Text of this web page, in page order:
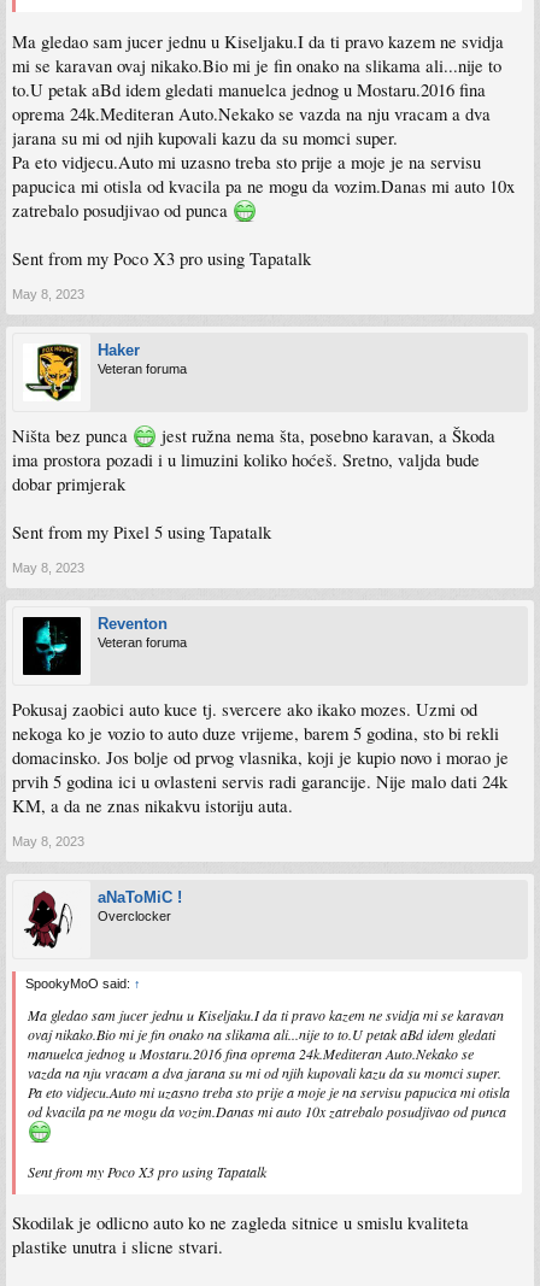
Ma gledao sam jucer jednu u Kiseljaku.I da ti pravo kazem ne svidja
mi se karavan ovaj nikako.Bio mi je fin onako na slikama ali...nije to
to.U petak aBd idem gledati manuelca jednog u Mostaru.2016 fina
oprema 24k.Mediteran Auto.Nekako se vazda na nju vracam a dva
jarana su mi od njih kupovali kazu da su momci super.
Pa eto vidjecu.Auto mi uzasno treba sto prije a moje je na servisu
papucica mi otisla od kvacila pa ne mogu da vozim.Danas mi auto 10x
zatrebalo posudjivao od punca
Sent from my Poco X3 pro using Tapatalk
May 8, 2023
Haker
Veteran foruma
Ništa bez punca
jest ružna nema šta, posebno karavan, a Škoda
ima prostora pozadi i u limuzini koliko hoćeš. Sretno, valjda bude
dobar primjerak
Sent from my Pixel 5 using Tapatalk
May 8, 2023
Reventon
Veteran foruma
Pokusaj zaobici auto kuce tj. svercere ako ikako mozes. Uzmi od
nekoga ko je vozio to auto duze vrijeme, barem 5 godina, sto bi rekli
domacinsko. Jos bolje od prvog vlasnika, koji je kupio novo i morao je
prvih 5 godina ici u ovlasteni servis radi garancije. Nije malo dati 24k
KM, a da ne znas nikakvu istoriju auta.
May 8, 2023
aNaToMiC !
Overclocker
SpookyMoO said: ↑
Ma gledao sam jucer jednu u Kiseljaku.I da ti pravo kazem ne svidja mi se karavan
ovaj nikako.Bio mi je fin onako na slikama ali...nije to to.U petak aBd idem gledati
manuelca jednog u Mostaru.2016 fina oprema 24k.Mediteran Auto.Nekako se
vazda na nju vracam a dva jarana su mi od njih kupovali kazu da su momci super.
Pa eto vidjecu.Auto mi uzasno treba sto prije a moje je na servisu papucica mi otisla
od kvacila pa ne mogu da vozim.Danas mi auto 10x zatrebalo posudjivao od punca
Sent from my Poco X3 pro using Tapatalk
Skodilak je odlicno auto ko ne zagleda sitnice u smislu kvaliteta
plastike unutra i slicne stvari.